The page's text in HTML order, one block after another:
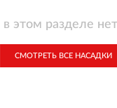
в этом разделе
СМОТРЕТЬ ВСЕ НАСАДКИ